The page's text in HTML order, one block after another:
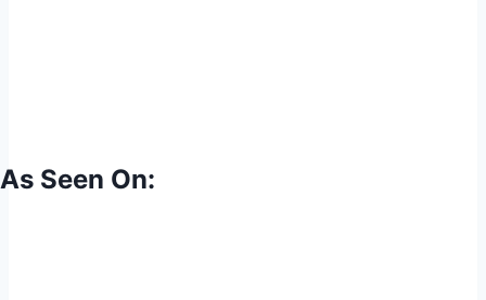
As Seen On: